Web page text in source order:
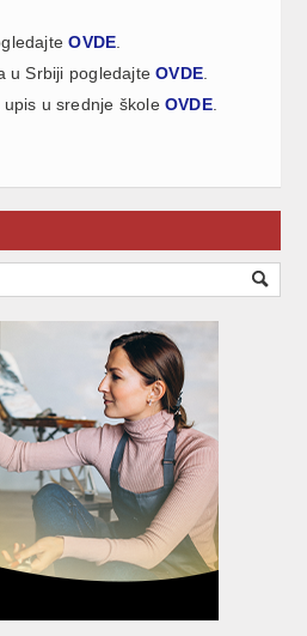
OVDE
u Srbiji pogledajteOVDE
upis u srednje školeOVDE.